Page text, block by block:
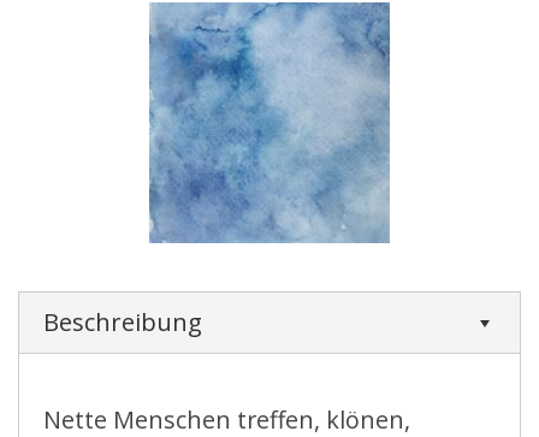
Beschreibung
Nette Menschen treffen, klönen,